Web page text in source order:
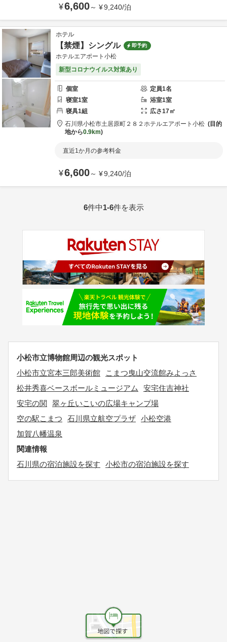
¥6,600～ ¥9,240/泊
ホテル
【禁煙】シングル 即予約
ホテルエアポート小松
新型コロナウイルス対策あり
個室 定員1名
寝室1室 浴室1室
寝具1組 広さ17㎡
石川県小松市土居原町２８２ ホテルエアポート小松
目的
地から0.9km
直近1か月の参考料金
¥6,600～ ¥9,240/泊
6件中1-6件を表示
小松市立博物館周辺の観光スポット
小松市立宮本三郎美術館
こまつ曳山交流館みよっさ
松井秀喜ベースボールミュージアム
安宅住吉神社
安宅の関
翠ヶ丘いこいの広場キャンプ場
空の駅こまつ
石川県立航空プラザ 小松空港
加賀八幡温泉
関連情報
石川県の宿泊施設を探す
小松市の宿泊施設を探す